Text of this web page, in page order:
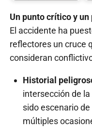
Un punto crítico y
El accidente ha
reflectores un cruce
consideran
Historial
intersección de
sido escenario
múltiples